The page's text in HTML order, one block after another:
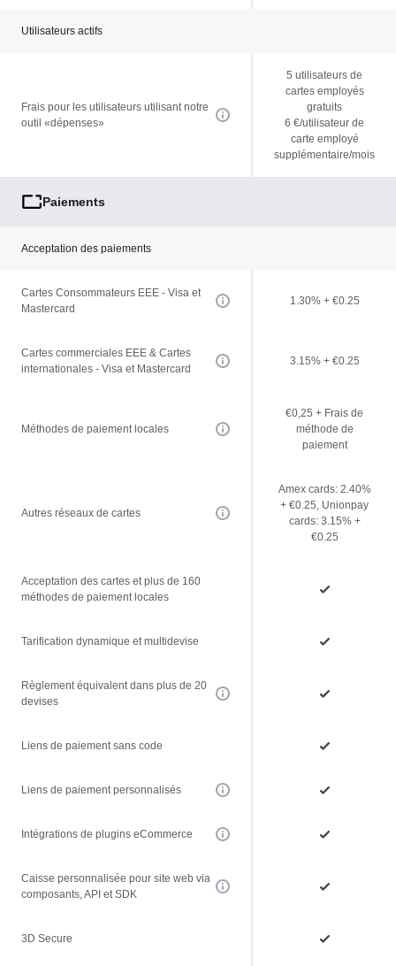
Utilisateurs actifs
Frais pour les utilisateurs utilisant notre
outil «dépenses»
5 utilisateurs de
cartes employés
gratuits
6 €/utilisateur de
carte employé
supplémentaire/mois
Paiements
Acceptation des paiements
Cartes Consommateurs EEE - Visa et
Mastercard
1.30% + €0.25
Cartes commerciales EEE & Cartes
internationales - Visa et Mastercard
3.15% + €0.25
Méthodes de paiement locales
€0,25 + Frais de
méthode de
paiement
Autres réseaux de cartes
Amex cards: 2.40%
+ €0.25, Unionpay
cards: 3.15% +
€0.25
Acceptation des cartes et plus de 160
méthodes de paiement locales
Tarification dynamique et multidevise
Règlement équivalent dans plus de 20
devises
Liens de paiement sans code
Liens de paiement personnalisés
Intégrations de plugins eCommerce
Caisse personnalisée pour site web via
composants, API et SDK
3D Secure